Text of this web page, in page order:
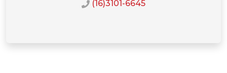
(16)3101-6645